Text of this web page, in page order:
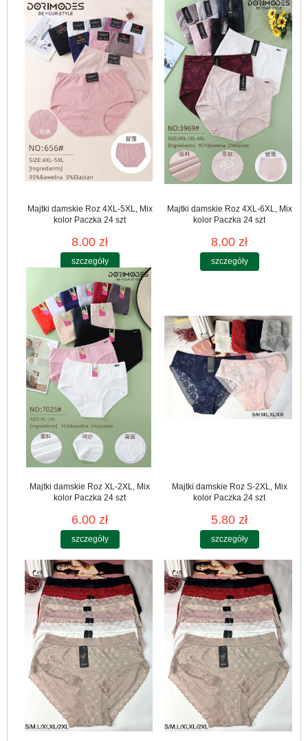
Majtki damskie Roz 4XL-5XL, Mix
kolor Paczka 24 szt
8.00 zł
szczegóły
Majtki damskie Roz 4XL-6XL, Mix
kolor Paczka 24 szt
8.00 zł
szczegóły
Majtki damskie Roz XL-2XL, Mix
kolor Paczka 24 szt
6.00 zł
szczegóły
Majtki damskie Roz S-2XL, Mix
kolor Paczka 24 szt
5.80 zł
szczegóły